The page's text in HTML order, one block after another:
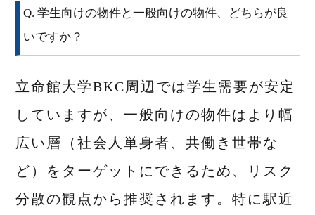
Q. 学生向けの物件と一般向けの物件、どちらが良
いですか？
立命館大学BKC周辺では学生需要が安定
していますが、一般向けの物件はより幅
広い層（社会人単身者、共働き世帯な
ど）をターゲットにできるため、リスク
分散の観点から推奨されます。特に駅近